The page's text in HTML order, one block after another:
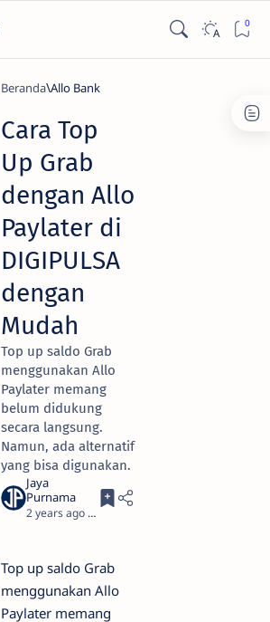
Beranda Allo Bank
Cara Top
Up Grab
dengan Allo
Paylater di
DIGIPULSA
dengan
Mudah
Top up saldo Grab
menggunakan Allo
Paylater memang
belum didukung
secara langsung.
Namun, ada alternatif
yang bisa digunakan.
2 years ago 4
Top up saldo Grab
menggunakan Allo
Paylater memang